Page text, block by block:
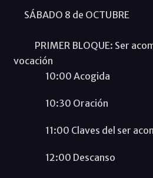
SÁBADO 8 de OCTUBRE
PRIMER BLOQUE: Ser
vocación
10:00 Acogida
10:30 Oración
11:00 Claves del ser
12:00 Descanso